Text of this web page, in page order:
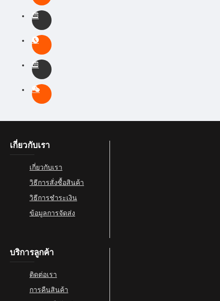
เกี่ยวกับเรา
เกี่ยวกับเรา
วิธีการสั่งซื้อสินค้า
วิธีการชำระเงิน
ข้อมูลการจัดส่ง
บริการลูกค้า
ติดต่อเรา
การคืนสินค้า